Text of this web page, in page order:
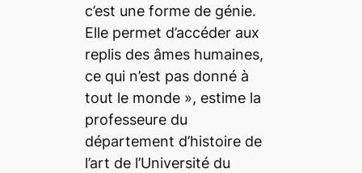
c’est une forme de génie.
Elle permet d’accéder aux
replis des âmes humaines,
ce qui n’est pas donné à
tout le monde », estime la
professeure du
département d’histoire de
l’art de l’Université du